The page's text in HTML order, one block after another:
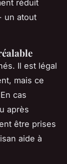
réduit
un atout
Il est légal
mais ce
cas
après
être prises
aide à